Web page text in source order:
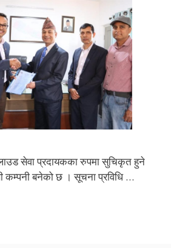
सेवा प्रदायकका रुपमा सुचिकृत हुने
कम्पनी बनेको छ । सूचना प्रविधि …